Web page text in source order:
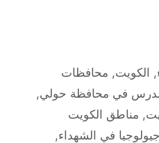
, الكويت, محافظات
في محافظة حولي,
, مناطق الكويت
في الشهداء,